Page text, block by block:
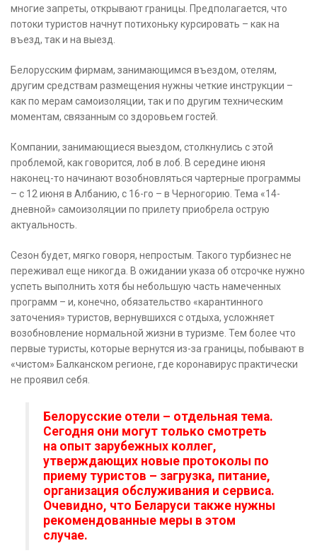
многие запреты, открывают границы. Предполагается, что
потоки туристов начнут потихоньку курсировать – как на
въезд, так и на выезд.
Белорусским фирмам, занимающимся въездом, отелям,
другим средствам размещения нужны четкие инструкции –
как по мерам самоизоляции, так и по другим техническим
моментам, связанным со здоровьем гостей.
Компании, занимающиеся выездом, столкнулись с этой
проблемой, как говорится, лоб в лоб. В середине июня
наконец-то начинают возобновляться чартерные программы
– с 12 июня в Албанию, с 16-го – в Черногорию. Тема «14-
дневной» самоизоляции по прилету приобрела острую
актуальность.
Сезон будет, мягко говоря, непростым. Такого турбизнес не
переживал еще никогда. В ожидании указа об отсрочке нужно
успеть выполнить хотя бы небольшую часть намеченных
программ – и, конечно, обязательство «карантинного
заточения» туристов, вернувшихся с отдыха, усложняет
возобновление нормальной жизни в туризме. Тем более что
первые туристы, которые вернутся из-за границы, побывают в
«чистом» Балканском регионе, где коронавирус практически
не проявил себя.
Белорусские отели – отдельная тема.
Сегодня они могут только смотреть
на опыт зарубежных коллег,
утверждающих новые протоколы по
приему туристов – загрузка, питание,
организация обслуживания и сервиса.
Очевидно, что Беларуси также нужны
рекомендованные меры в этом
случае.